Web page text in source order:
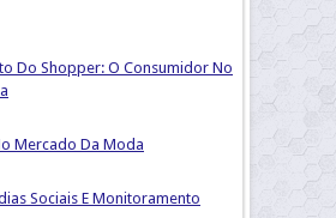
Do Shopper: O Consumidor No
Mercado Da Moda
Sociais E Monitoramento